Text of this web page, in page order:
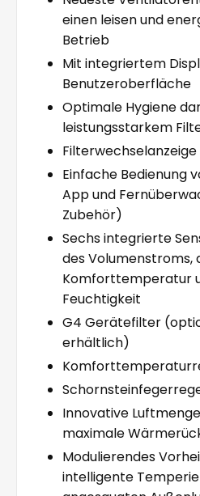
einen leisen und
Betrieb
Mit integriertem
Benutzeroberfläche
Optimale Hygiene
leistungsstarkem
Filterwechselanzeige
Einfache Bedienung
App und
Zubehör)
Sechs integrierte
des Volumenstroms,
Komforttemperatur
Feuchtigkeit
G4 Gerätefilter
erhältlich)
Innovative
maximale
Modulierendes
intelligente